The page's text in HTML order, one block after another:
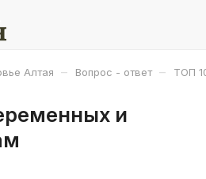
Алтая – Вопрос - ответ – ТОП
и